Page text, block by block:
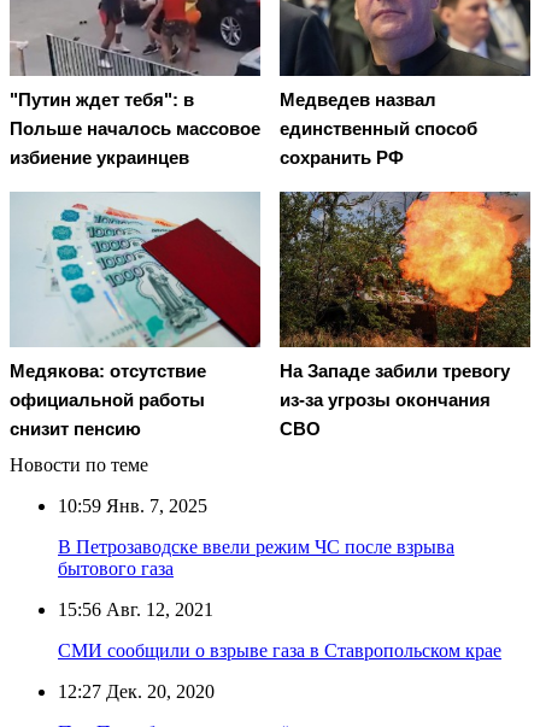
"Путин ждет тебя": в
Польше началось массовое
избиение украинцев
Медведев назвал
единственный способ
сохранить РФ
Медякова: отсутствие
официальной работы
снизит пенсию
На Западе забили тревогу
из-за угрозы окончания
СВО
Новости по теме
10:59 Янв. 7, 2025
В Петрозаводске ввели режим ЧС после взрыва
бытового газа
15:56 Авг. 12, 2021
СМИ сообщили о взрыве газа в Ставропольском крае
12:27 Дек. 20, 2020